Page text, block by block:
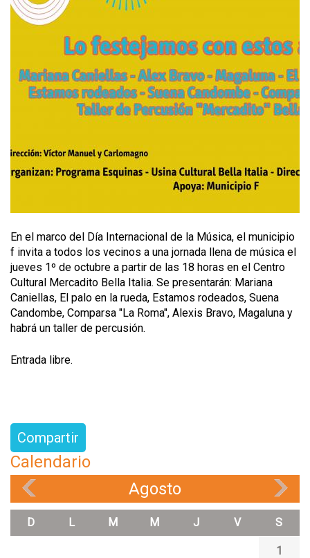
En el marco del Día Internacional de la Música, el municipio
f invita a todos los vecinos a una jornada llena de música el
jueves 1º de octubre a partir de las 18 horas en el Centro
Cultural Mercadito Bella Italia. Se presentarán: Mariana
Caniellas, El palo en la rueda, Estamos rodeados, Suena
Candombe, Comparsa "La Roma", Alexis Bravo, Magaluna y
habrá un taller de percusión.
Entrada libre.
Compartir
Calendario
Agosto
D L M M J V S
1